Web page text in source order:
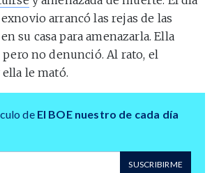
arrancó las rejas de las
su casa para amenazarla. Ella
no denunció. Al rato, el
le mató.
de El BOE nuestro de cada día
SUSCRIBIRME